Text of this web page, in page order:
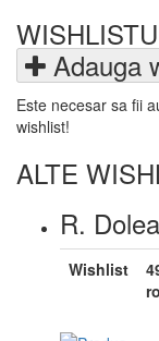
Adauga
Este necesar sa fii
wishlist!
ALTE
R.
Wishlist